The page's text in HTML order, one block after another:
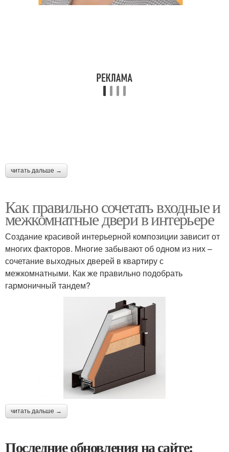
читать дальше →
Как правильно сочетать входные и
межкомнатные двери в интерьере
Создание красивой интерьерной композиции зависит от
многих факторов. Многие забывают об одном из них –
сочетание выходных дверей в квартиру с
межкомнатными. Как же правильно подобрать
гармоничный тандем?
читать дальше →
Последние обновления на сайте: